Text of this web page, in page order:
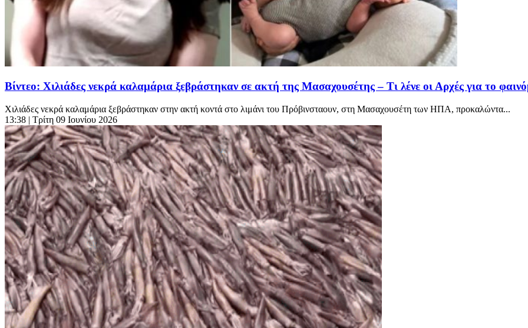
Βίντεο: Χιλιάδες νεκρά καλαμάρια ξεβράστηκαν σε ακτή της Μασαχουσέτης – Τι λένε οι Αρχές για το
Χιλιάδες νεκρά καλαμάρια ξεβράστηκαν στην ακτή κοντά στο λιμάνι του Πρόβινσταουν, στη Μασαχουσέτη των ΗΠΑ, προκαλώντα...
13:38 | Τρίτη 09 Ιουνίου 2026